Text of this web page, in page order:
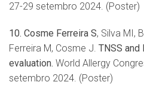
27-29 setembro 2024. (Poster)
10. Cosme Ferreira S, Silva MI,
Ferreira M, Cosme J. TNSS
evaluation. World Allergy
setembro 2024. (Poster)